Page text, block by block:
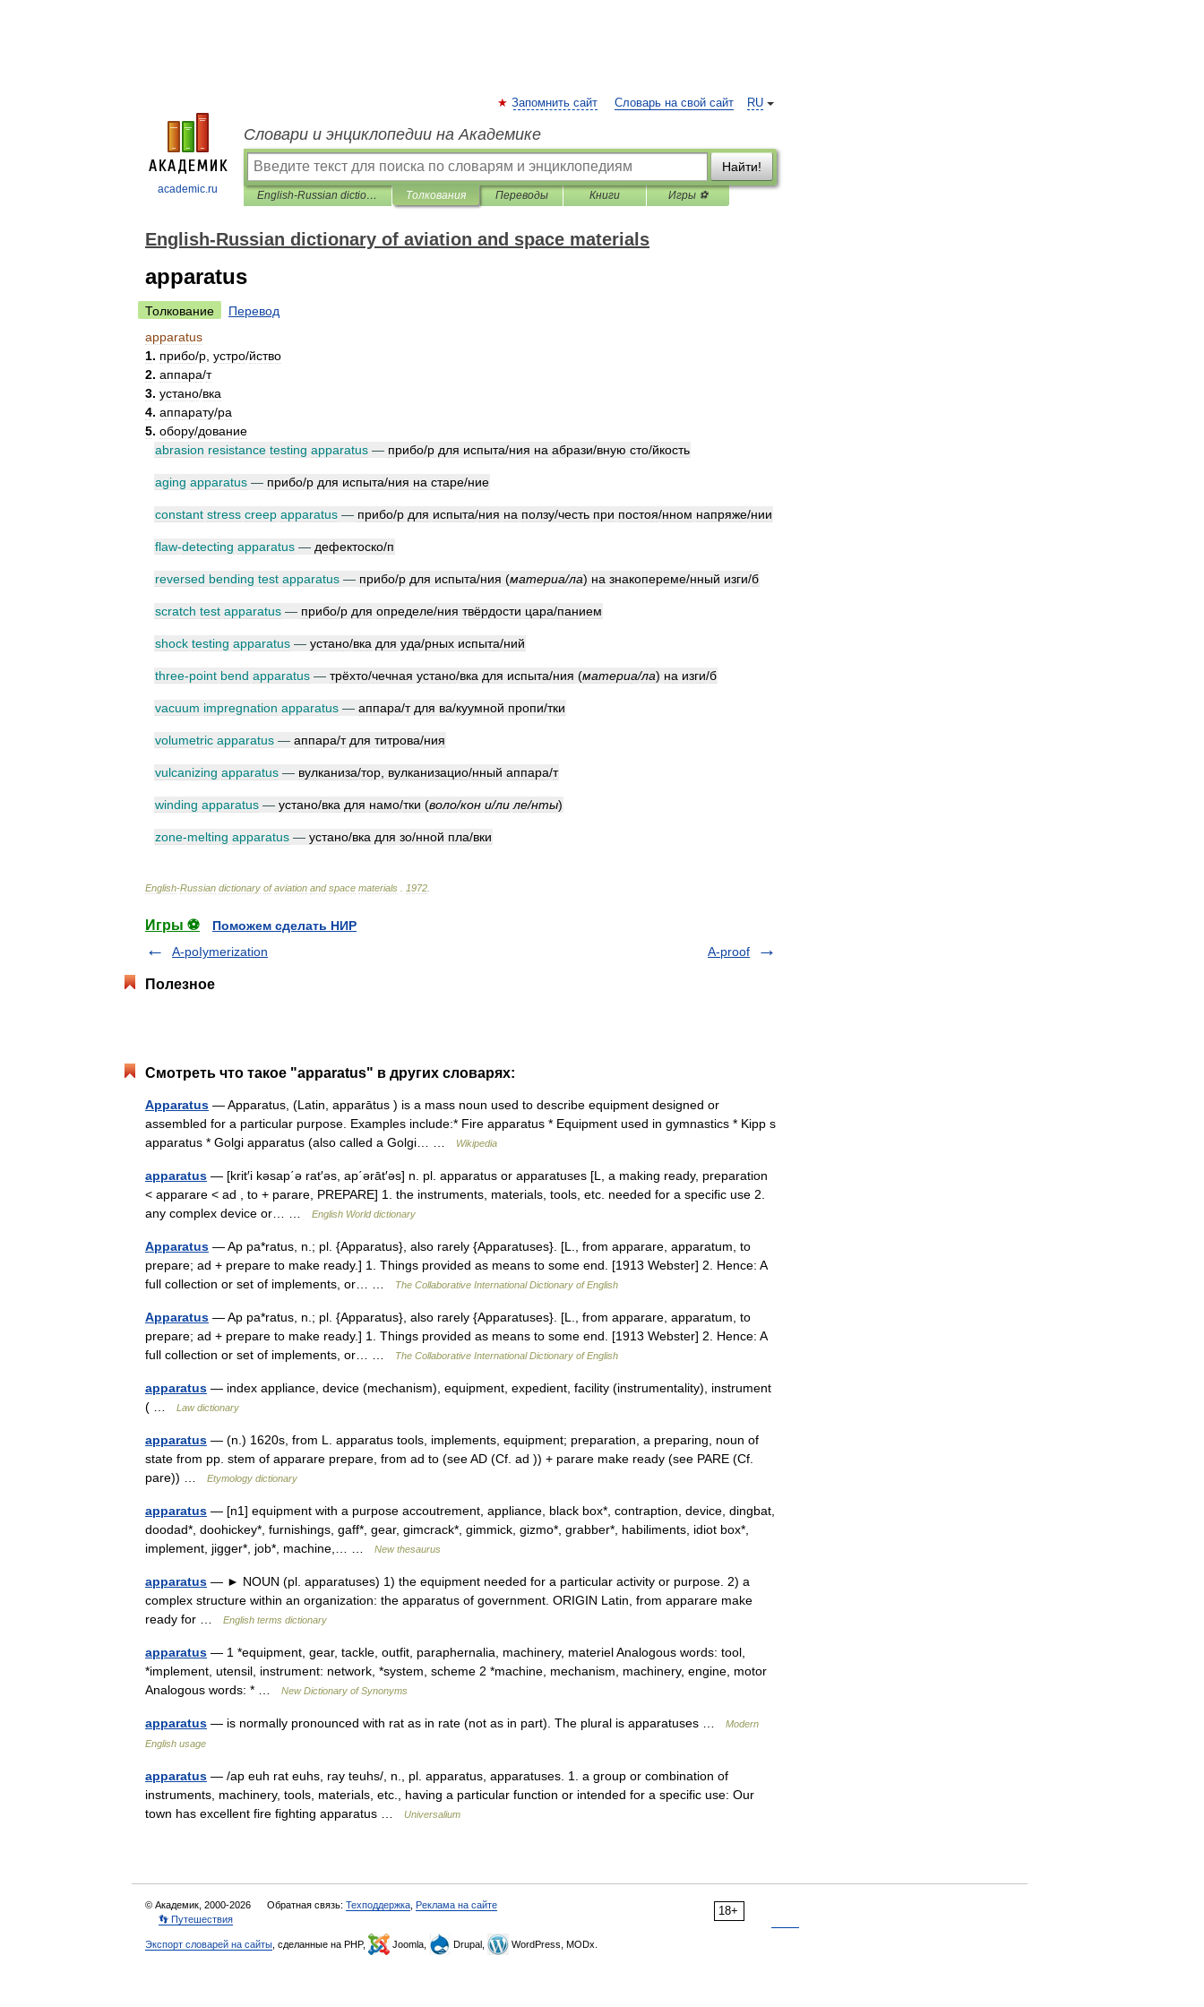
academic.ru
RU
Запомнить сайт Словарь на свой сайт
Словари и энциклопедии на Академике
Найти!
English-Russian dictionary of aviation and space materials Толкования Переводы Книги Игры ⚽
English-Russian dictionary of aviation and space materials
apparatus
Толкование
Перевод
apparatus
1. прибо/р устро/йство
2. аппара/т
3. устано/вка
4. аппарату/ра
5. обору/дование
abrasion resistance testing apparatus — прибо/р для испыта/ния на абрази/вную сто/йкость
aging apparatus — прибо/р для испыта/ния на старе/ние
constant stress creep apparatus — прибо/р для испыта/ния на ползу/честь при постоя/нном напряже/нии
flaw-detecting apparatus — дефектоско/п
reversed bending test apparatus — прибо/р для испыта/ния (материа/ла) на знакопереме/нный изги/б
scratch test apparatus — прибо/р для определе/ния твёрдости цара/панием
shock testing apparatus — устано/вка для уда/рных испыта/ний
three-point bend apparatus — трёхто/чечная устано/вка для испыта/ния (материа/ла) на изги/б
vacuum impregnation apparatus — аппара/т для ва/куумной пропи/тки
volumetric apparatus — аппара/т для титрова/ния
vulcanizing apparatus — вулканиза/тор вулканизацио/нный аппара/т
winding apparatus — устано/вка для намо/тки (воло/кон и/ли ле/нты)
zone-melting apparatus — устано/вка для зо/нной пла/вки
English-Russian dictionary of aviation and space materials 1972
Игры ⚽
Поможем сделать НИР
A-poIymerization
A-proof
Полезное
Смотреть что такое "apparatus" в других словарях:
Apparatus — Apparatus, (Latin, apparātus ) is a mass noun used to describe equipment designed or
assembled for a particular purpose. Examples include:* Fire apparatus * Equipment used in gymnastics * Kipp s
apparatus * Golgi apparatus (also called a Golgi… …
Wikipedia
apparatus — [krit′i kəsap΄ə rat′əs, ap΄ərāt′əs] n. pl. apparatus or apparatuses [L, a making ready, preparation
< apparare < ad , to + parare, PREPARE] 1. the instruments, materials, tools, etc. needed for a specific use 2.
any complex device or… …
English World dictionary
Apparatus — Ap pa*ratus, n.; pl. {Apparatus}, also rarely {Apparatuses}. [L., from apparare, apparatum, to
prepare; ad + prepare to make ready.] 1. Things provided as means to some end. [1913 Webster] 2. Hence: A
full collection or set of implements, or… …
The Collaborative International Dictionary of English
Apparatus — Ap pa*ratus, n.; pl. {Apparatus}, also rarely {Apparatuses}. [L., from apparare, apparatum, to
prepare; ad + prepare to make ready.] 1. Things provided as means to some end. [1913 Webster] 2. Hence: A
full collection or set of implements, or… …
The Collaborative International Dictionary of English
apparatus — index appliance, device (mechanism), equipment, expedient, facility (instrumentality), instrument
( …
Law dictionary
apparatus — (n.) 1620s, from L. apparatus tools, implements, equipment; preparation, a preparing, noun of
state from pp. stem of apparare prepare, from ad to (see AD (Cf. ad )) + parare make ready (see PARE (Cf.
pare)) …
Etymology dictionary
apparatus — [n1] equipment with a purpose accoutrement, appliance, black box*, contraption, device, dingbat,
doodad*, doohickey*, furnishings, gaff*, gear, gimcrack*, gimmick, gizmo*, grabber*, habiliments, idiot box*,
implement, jigger*, job*, machine,… …
New thesaurus
apparatus — ► NOUN (pl. apparatuses) 1) the equipment needed for a particular activity or purpose. 2) a
complex structure within an organization: the apparatus of government. ORIGIN Latin, from apparare make
ready for …
English terms dictionary
apparatus — 1 *equipment, gear, tackle, outfit, paraphernalia, machinery, materiel Analogous words: tool,
*implement, utensil, instrument: network, *system, scheme 2 *machine, mechanism, machinery, engine, motor
Analogous words: * …
New Dictionary of Synonyms
apparatus — is normally pronounced with rat as in rate (not as in part). The plural is apparatuses …
Modern
English usage
apparatus — /ap euh rat euhs, ray teuhs/, n., pl. apparatus, apparatuses. 1. a group or combination of
instruments, machinery, tools, materials, etc., having a particular function or intended for a specific use: Our
town has excellent fire fighting apparatus …
Universalium
18+
© Академик, 2000-2026 Обратная связь: Техподдержка Реклама на сайте
👣 Путешествия
Экспорт словарей на сайты , сделанные на PHP, Joomla, Drupal, WordPress, MODx.